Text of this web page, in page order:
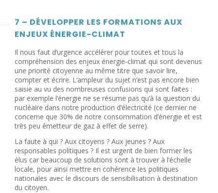
7 – DÉVELOPPER LES FORMATIONS AUX
ENJEUX ÉNERGIE-CLIMAT
Il nous faut d’urgence accélérer pour toutes et tous la
compréhension des enjeux énergie-climat qui sont devenus
une priorité citoyenne au même titre que savoir lire,
compter et écrire. L’ampleur du sujet n’est pas encore bien
saisie au vu des nombreuses confusions qui sont faites :
par exemple l’énergie ne se résume pas qu’à la question du
nucléaire dans notre production d’électricité (ce dernier ne
concerne que 30% de notre consommation d’énergie et est
très peu émetteur de gaz à effet de serre).
La faute à qui ? Aux citoyens ? Aux jeunes ? Aux
responsables politiques ? Il est urgent de bien former les
élus car beaucoup de solutions sont à trouver à l’échelle
locale, pour ainsi mettre en cohérence les politiques
nationales avec le discours de sensibilisation à destination
du citoyen.